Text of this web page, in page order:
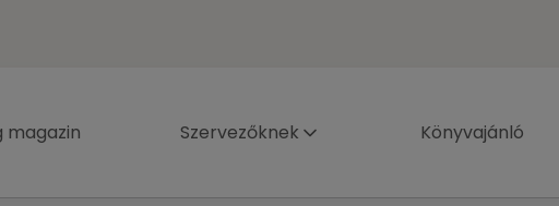
magazin Szervezőknek Könyvajánló